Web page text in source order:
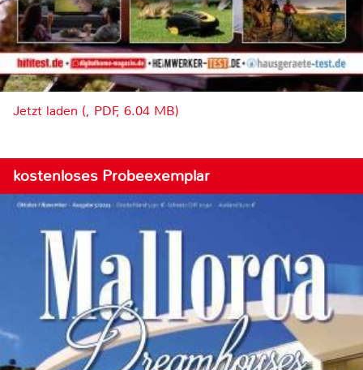
Jetzt laden (, PDF, 6.04 MB)
kostenloses Probeexemplar